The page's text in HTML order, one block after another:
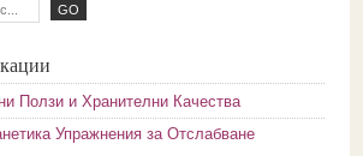
Ползи и Хранителни Качества
Упражнения за Отслабване